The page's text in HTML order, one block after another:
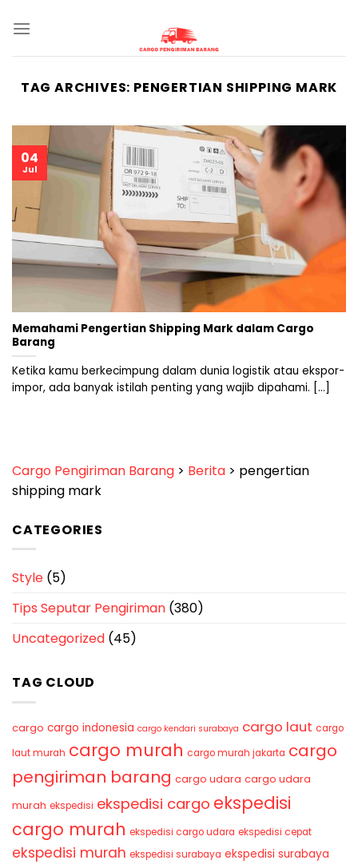
TAG ARCHIVES: PENGERTIAN SHIPPING MARK
Memahami Pengertian Shipping Mark dalam Cargo
Barang
Ketika kamu berkecimpung dalam dunia logistik atau ekspor-
impor, ada banyak istilah penting yang wajib dipahami. [...]
04
Jul
Cargo Pengiriman Barang > Berita > pengertian
shipping mark
CATEGORIES
Style (5)
Tips Seputar Pengiriman (380)
Uncategorized (45)
TAG CLOUD
cargo cargo indonesia cargo kendari surabaya cargo laut cargo
laut murah cargo murah cargo murah jakarta cargo
pengiriman barang cargo udara cargo udara
murah ekspedisi ekspedisi cargo ekspedisi
cargo murah ekspedisi cargo udara ekspedisi cepat
ekspedisi murah ekspedisi surabaya ekspedisi surabaya